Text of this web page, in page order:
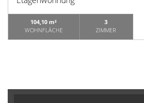
104,10 m²
WOHNFLÄCHE
3
ZIMMER